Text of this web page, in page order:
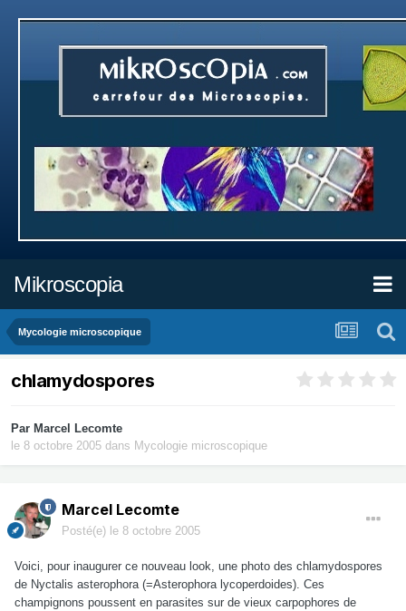
Mikroscopia
Mycologie microscopique
chlamydospores
Par Marcel Lecomte
le 8 octobre 2005 dans Mycologie microscopique
Marcel Lecomte
Posté(e) le 8 octobre 2005
Voici, pour inaugurer ce nouveau look, une photo des chlamydospores
de Nyctalis asterophora (=Asterophora lycoperdoides). Ces
champignons poussent en parasites sur de vieux carpophores de